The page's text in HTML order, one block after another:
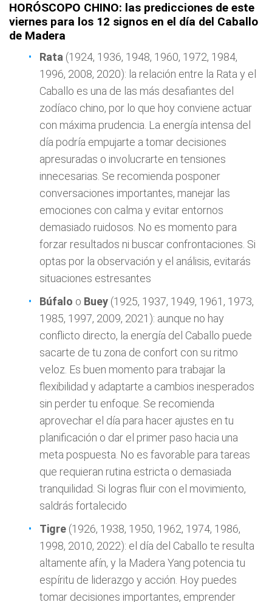
HORÓSCOPO CHINO: las predicciones de este
viernes para los 12 signos en el día del Caballo
de Madera
Rata (1924, 1936, 1948, 1960, 1972, 1984,
1996, 2008, 2020): la relación entre la Rata y el
Caballo es una de las más desafiantes del
zodíaco chino, por lo que hoy conviene actuar
con máxima prudencia. La energía intensa del
día podría empujarte a tomar decisiones
apresuradas o involucrarte en tensiones
innecesarias. Se recomienda posponer
conversaciones importantes, manejar las
emociones con calma y evitar entornos
demasiado ruidosos. No es momento para
forzar resultados ni buscar confrontaciones. Si
optas por la observación y el análisis, evitarás
situaciones estresantes
Búfalo o Buey (1925, 1937, 1949, 1961, 1973,
1985, 1997, 2009, 2021): aunque no hay
conflicto directo, la energía del Caballo puede
sacarte de tu zona de confort con su ritmo
veloz. Es buen momento para trabajar la
flexibilidad y adaptarte a cambios inesperados
sin perder tu enfoque. Se recomienda
aprovechar el día para hacer ajustes en tu
planificación o dar el primer paso hacia una
meta pospuesta. No es favorable para tareas
que requieran rutina estricta o demasiada
tranquilidad. Si logras fluir con el movimiento,
saldrás fortalecido
Tigre (1926, 1938, 1950, 1962, 1974, 1986,
1998, 2010, 2022): el día del Caballo te resulta
altamente afín, y la Madera Yang potencia tu
espíritu de liderazgo y acción. Hoy puedes
tomar decisiones importantes, emprender